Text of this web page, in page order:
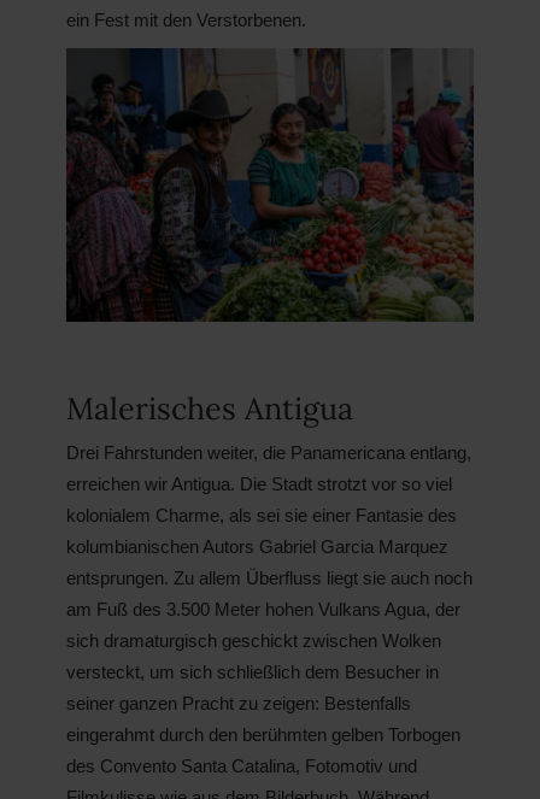
ein Fest mit den Verstorbenen.
Malerisches Antigua
Drei Fahrstunden weiter, die Panamericana entlang,
erreichen wir Antigua. Die Stadt strotzt vor so viel
kolonialem Charme, als sei sie einer Fantasie des
kolumbianischen Autors Gabriel Garcia Marquez
entsprungen. Zu allem Überfluss liegt sie auch noch
am Fuß des 3.500 Meter hohen Vulkans Agua, der
sich dramaturgisch geschickt zwischen Wolken
versteckt, um sich schließlich dem Besucher in
seiner ganzen Pracht zu zeigen: Bestenfalls
eingerahmt durch den berühmten gelben Torbogen
des Convento Santa Catalina, Fotomotiv und